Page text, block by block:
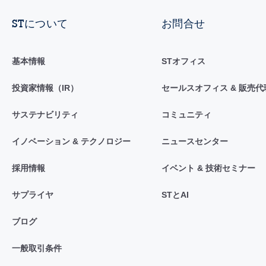
STについて
基本情報
投資家情報（IR）
サステナビリティ
イノベーション & テクノロジー
採用情報
サプライヤ
ブログ
一般取引条件
お問合せ
STオフィス
セールスオフィス & 販売代
コミュニティ
ニュースセンター
イベント & 技術セミナー
STとAI